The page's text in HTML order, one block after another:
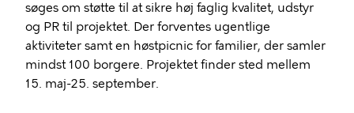
søges om støtte til at sikre høj faglig kvalitet, udstyr
og PR til projektet. Der forventes ugentlige
aktiviteter samt en høstpicnic for familier, der samler
mindst 100 borgere. Projektet finder sted mellem
15. maj-25. september.